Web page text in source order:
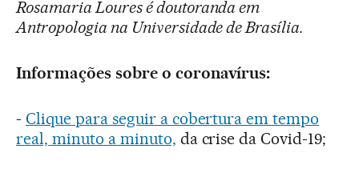
Rosamaria Loures é doutoranda em
Antropologia na Universidade de Brasília.
Informações sobre o coronavírus:
- Clique para seguir a cobertura em tempo
real, minuto a minuto, da crise da Covid-19;